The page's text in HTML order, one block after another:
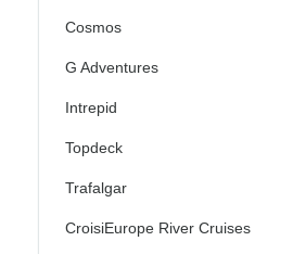
Cosmos
G Adventures
Intrepid
Topdeck
Trafalgar
CroisiEurope River Cruises